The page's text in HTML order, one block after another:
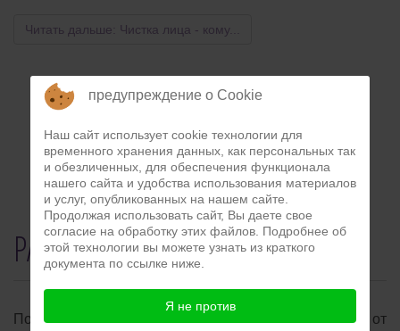
Читать дальше: Чистка лица - кому...
РАССЫЛКА
Подпишитесь на бесплатную ежемесячную рассылку от
предупреждение о Cookie
Наш сайт использует cookie технологии для
временного хранения данных, как персональных так
и обезличенных, для обеспечения функционала
нашего сайта и удобства использования материалов
и услуг, опубликованных на нашем сайте.
Продолжая использовать сайт, Вы даете свое
согласие на обработку этих файлов. Подробнее об
этой технологии вы можете узнать из краткого
документа по ссылке ниже.
Я не против